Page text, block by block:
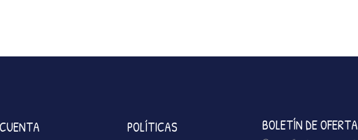
POLÍTICAS BOLETÍN DE